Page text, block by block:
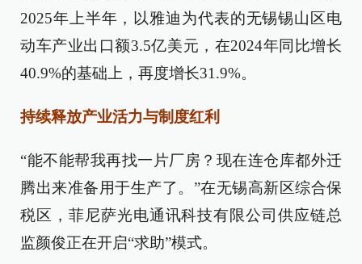
2025年上半年，以雅迪为代表的无锡锡山区电
动车产业出口额3.5亿美元，在2024年同比增长
40.9%的基础上，再度增长31.9%。
持续释放产业活力与制度红利
“能不能帮我再找一片厂房？现在连仓库都外迁
腾出来准备用于生产了。”在无锡高新区综合保
税区，菲尼萨光电通讯科技有限公司供应链总
监颜俊正在开启“求助”模式。